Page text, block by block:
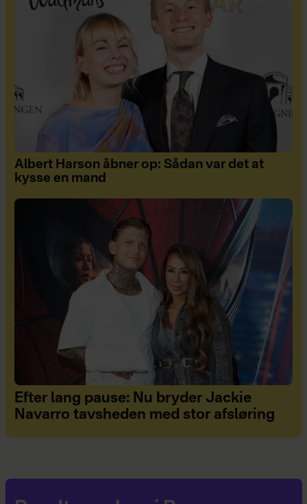
Albert Harson åbner op: Sådan var det at
kysse en mand
Efter lang pause: Nu bryder Jackie
Navarro tavsheden med stor afsløring